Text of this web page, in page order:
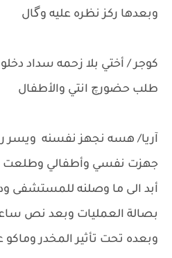
وبعدها ركز نظره عليه وگال
كوجر / أختي بلا زحمه سداد
طلب حضورچ انتي والأطفال
آريا/ هسه نجهز نفسنه ويسر
جهزت نفسي وأطفالي وطلعت
أبد الى ما وصلنه للمستشفى
بصالة العمليات وبعد نص
وبعده تحت تأثير المخدر